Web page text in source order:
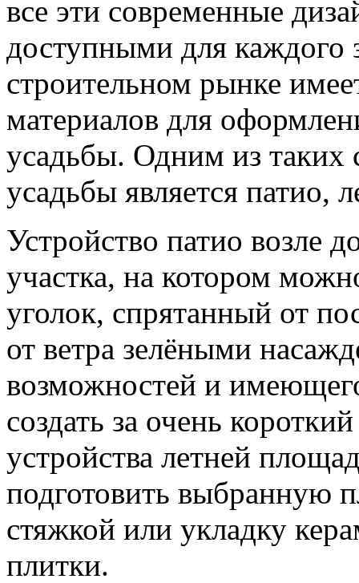
все эти современные
доступными для каждого
строительном рынке
материалов для
усадьбы. Одним из
усадьбы является патио,
Устройство патио возле
участка, на котором
уголок, спрятанный от
от ветра зелёными
возможностей и
создать за очень
устройства летней
подготовить выбранную
стяжкой или укладку
плитки.